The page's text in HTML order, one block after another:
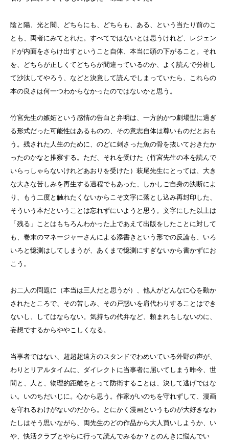
陰と陽、光と闇、どちらにも、どちらも、ある、という当たり前のこ
とも、両者にみてとれた。すべてではないとは思うけれど、レジェン
ドが内面をさらけ出すということ自体、本当に頭の下がること。それ
を、どちらが正しくてどちらが間違っているのか、よく読んで分析し
て沙汰してやろう、などと決意して読んでしまっていたら、これらの
本の良さは何一つわからなかったのではないかと思う。
竹宮先生の嫉妬という感情の告白と弁明は、一方的かつ劇場型に過ぎ
る形式だった可能性はあるものの、その意志自体は尊いものだとおも
う。残された人生のために、のどに刺さった魚の骨を抜いておきたか
ったのかなと推察する。ただ、それを受けた（竹宮先生の本を読んで
いらっしゃらないけれどあおりを受けた）萩尾先生にとっては、大き
な大きな苦しみを再生する過程でもあった、しかしご自身の決断によ
り、もう二度と触れたくないからこそ文字に落とし込み再封印した、
そういう本だということは忘れずにいようと思う。文字にした以上は
「残る」ことはもちろんわかった上であえて出版をしたことに対して
も、巻末のマネージャーさんによる添書きという形での反論も、いろ
いろと憶測はしてしまうが、あくまで憶測にすぎないから書かずにお
こう。
お二人の問題に（本当は三人だと思うが）、他人がどんなに心を動か
されたところで、その苦しみ、その戸惑いを肩代わりすることはでき
ないし、してはならない。気持ちの代弁など、頼まれもしないのに、
妄想でするからややこしくなる。
当事者ではない、超超超遠方のスタンドでわめいている外野の声が、
わりとリアルタイムに、ダイレクトに当事者に届いてしまう昨今、世
間と、人と、物理的距離をとって防衛することは、決して逃げではな
い。いのちだいじに。心から思う。作家がいのちを守れずして、漫画
を守れるわけがないのだから。とにかく漫画というものが大好きなわ
たしはそう思いながら、両先生のどの作品から大人買いしようか、い
や、快活クラブとやらに行って読んでみるか？とのんきに悩んでい